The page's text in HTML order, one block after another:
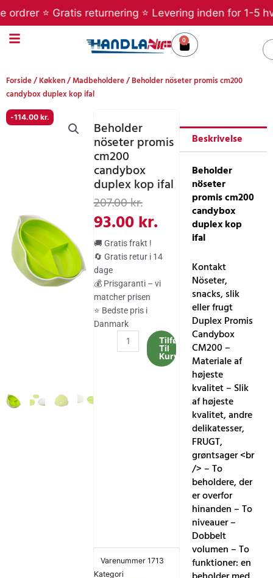
til
indholdet
⭐ Gratis returnering ⭐ Levering inden for 1-5
0
Kurv
Forside/Køkken/Madbeholdere/ Beholder nöseter promis cm200
candybox duplex kop ifal
-114.00 kr.
Beholder
nöseter promis
cm200
candybox
duplex kop ifal
207.00kr.Den
oprindelige
pris
var:
207.00 kr..
93.00kr.aktuelle
er:
93.00 kr..
🚚 Gratis frakt !
🔄 Gratis retur i 14
dage
💰 Prisgaranti – vi
matcher prisen
⭐ Bedste pris i
Danmark
Beholder
nöseter
duplex
Tilføj
Til
Kurv
Varenummer 1713
Kategori
Beskrivelse
Beholder
nöseter
promis cm200
candybox
duplex kop
ifal
Kontakt
Nöseter,
snacks, slik
eller frugt
Duplex Promis
Candybox
CM200 –
Materiale af
højeste
kvalitet – Slik
af højeste
kvalitet, andre
delikatesser,
FRUGT,
grøntsager <br
/> – To
beholdere, der
er overfor
hinanden – To
niveauer –
Dobbelt
volumen – To
funktioner: en